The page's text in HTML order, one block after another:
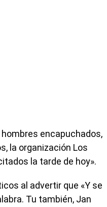
encapuchados,
la organización Los
la tarde de hoy».
al advertir que «Y se
Tu también, Jan